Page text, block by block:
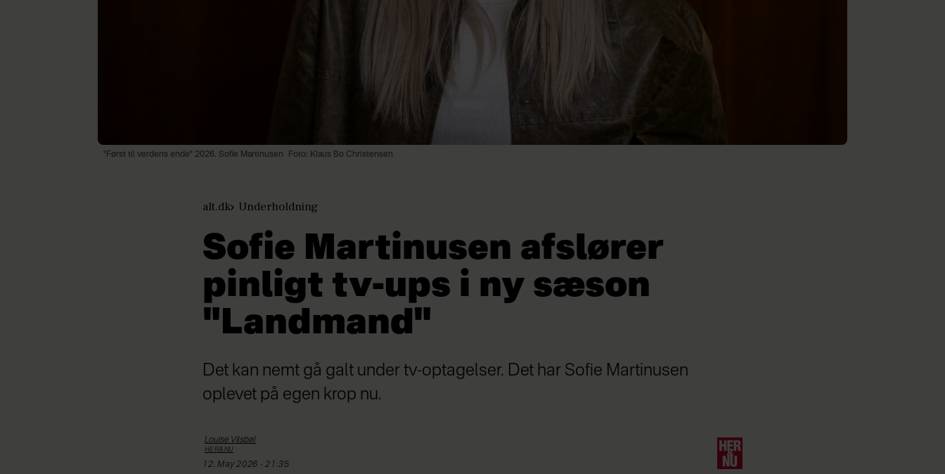
"Først til verdens ende" 2026. Sofie Martinusen Foto: Klaus Bo Christensen
alt.dk Underholdning
Sofie Martinusen afslører
pinligt tv-ups i ny sæson
"Landmand"
Det kan nemt gå galt under tv-optagelser. Det har Sofie Martinusen
oplevet på egen krop nu.
Louise Vilsbøl
HER&NU
12. May 2026 - 21:35